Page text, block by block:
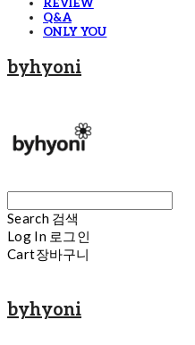
REVIEW
Q&A
ONLY YOU
byhyoni
Search 검색
Log In 로그인
Cart장바구니
byhyoni